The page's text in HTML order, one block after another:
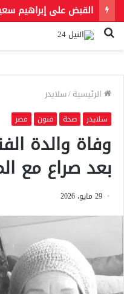
بحث
الرئيسية/سلايدر
سلايدر صحة فنون مصر
وفاة والدة
بعد صراع مع
29 مايو، 2026